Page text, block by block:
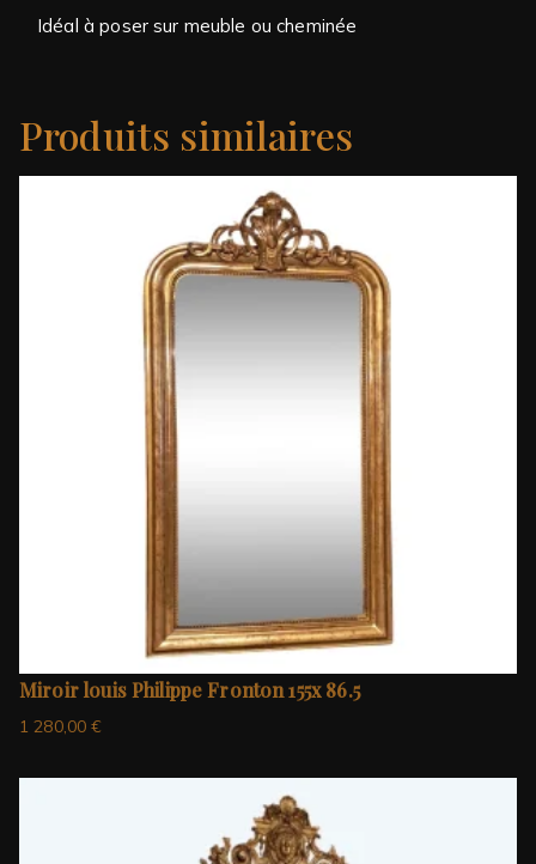
Idéal à poser sur meuble ou cheminée
Produits similaires
Miroir louis Philippe Fronton 155x 86.5
1 280,00€